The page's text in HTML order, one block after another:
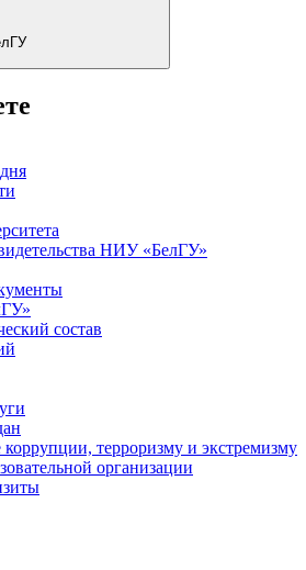
НИУ «БелГУ»
состав
терроризму и экстремизму
организации